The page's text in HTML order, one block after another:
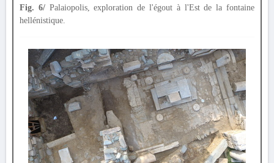
Fig. 6/Palaiopolis, exploration de l'égout à l'Est de la fontaine
hellénistique.